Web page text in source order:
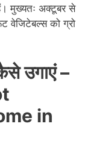
मुख्यतः अक्टूबर से
वेजिटेबल्स को ग्रो
उगाएं –
in